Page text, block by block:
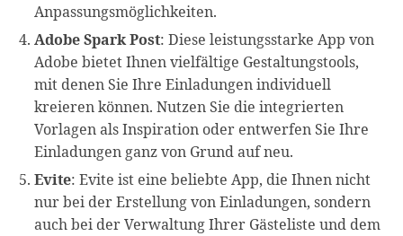
Anpassungsmöglichkeiten.
Adobe Spark Post: Diese leistungsstarke App von
Adobe bietet Ihnen vielfältige Gestaltungstools,
mit denen Sie Ihre Einladungen individuell
kreieren können. Nutzen Sie die integrierten
Vorlagen als Inspiration oder entwerfen Sie Ihre
Einladungen ganz von Grund auf neu.
Evite: Evite ist eine beliebte App, die Ihnen nicht
nur bei der Erstellung von Einladungen, sondern
auch bei der Verwaltung Ihrer Gästeliste und dem